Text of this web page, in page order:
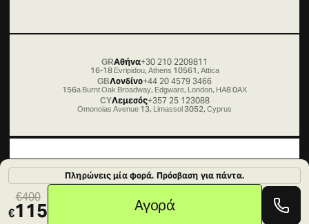
Πληρώνεις μία φορά. Πρόσβαση για πάντα.
115
400 Αγορά
GRΑθήνα+30 210 2209811
16-18 Evripidou, Athens 10561, Attica
GBΛονδίνο+44 20 4579 3466
156a Burnt Oak Broadway, Edgware, London, HA8 0AX
CYΛεμεσός+357 25 123088
Omonoias Avenue 13, Limassol 3052, Cyprus
Copyright2026©, All Rights Reserved.
CookiesΌροι ΧρήσηςΠροσωπικά Δεδομένα